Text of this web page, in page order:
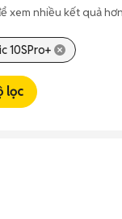
xem nhiều kết quả hơn
10SPro+
lọc